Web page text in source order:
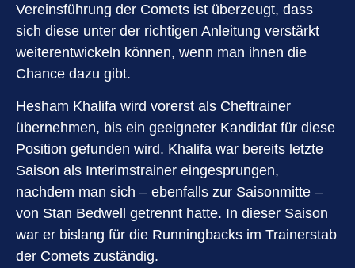
Vereinsführung der Comets ist überzeugt, dass
sich diese unter der richtigen Anleitung verstärkt
weiterentwickeln können, wenn man ihnen die
Chance dazu gibt.
Hesham Khalifa wird vorerst als Cheftrainer
übernehmen, bis ein geeigneter Kandidat für diese
Position gefunden wird. Khalifa war bereits letzte
Saison als Interimstrainer eingesprungen,
nachdem man sich – ebenfalls zur Saisonmitte –
von Stan Bedwell getrennt hatte. In dieser Saison
war er bislang für die Runningbacks im Trainerstab
der Comets zuständig.